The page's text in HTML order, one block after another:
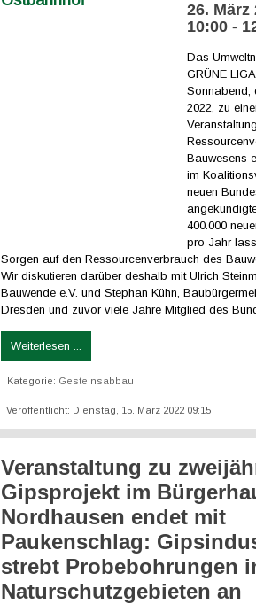
26. März
10:00 -
Das
GRÜNE
Sonnabend,
2022, zu
Bauwesens
im
neuen
400.000
pro Jahr
Sorgen auf den Ressourcenverbrauch des
Wir diskutieren darüber deshalb mit Ulrich
Bauwende e.V. und Stephan Kühn,
Dresden und zuvor viele Jahre Mitglied des
Weiterlesen ...
Kategorie: Gesteinsabbau
Veröffentlicht: Dienstag, 15. März 2022 09:15
Veranstaltung zu
Gipsprojekt im
Nordhausen endet mit
Paukenschlag:
strebt Probebohrungen
Naturschutzgebieten an